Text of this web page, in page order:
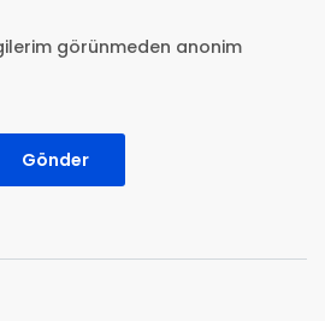
görünmeden anonim
Gönder